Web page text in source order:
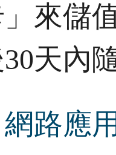
來儲
天內
網路應